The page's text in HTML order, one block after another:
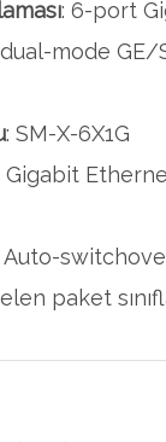
: 6-port
mode GE/
: SM-X-6X1G
Gigabit
Auto-
paket